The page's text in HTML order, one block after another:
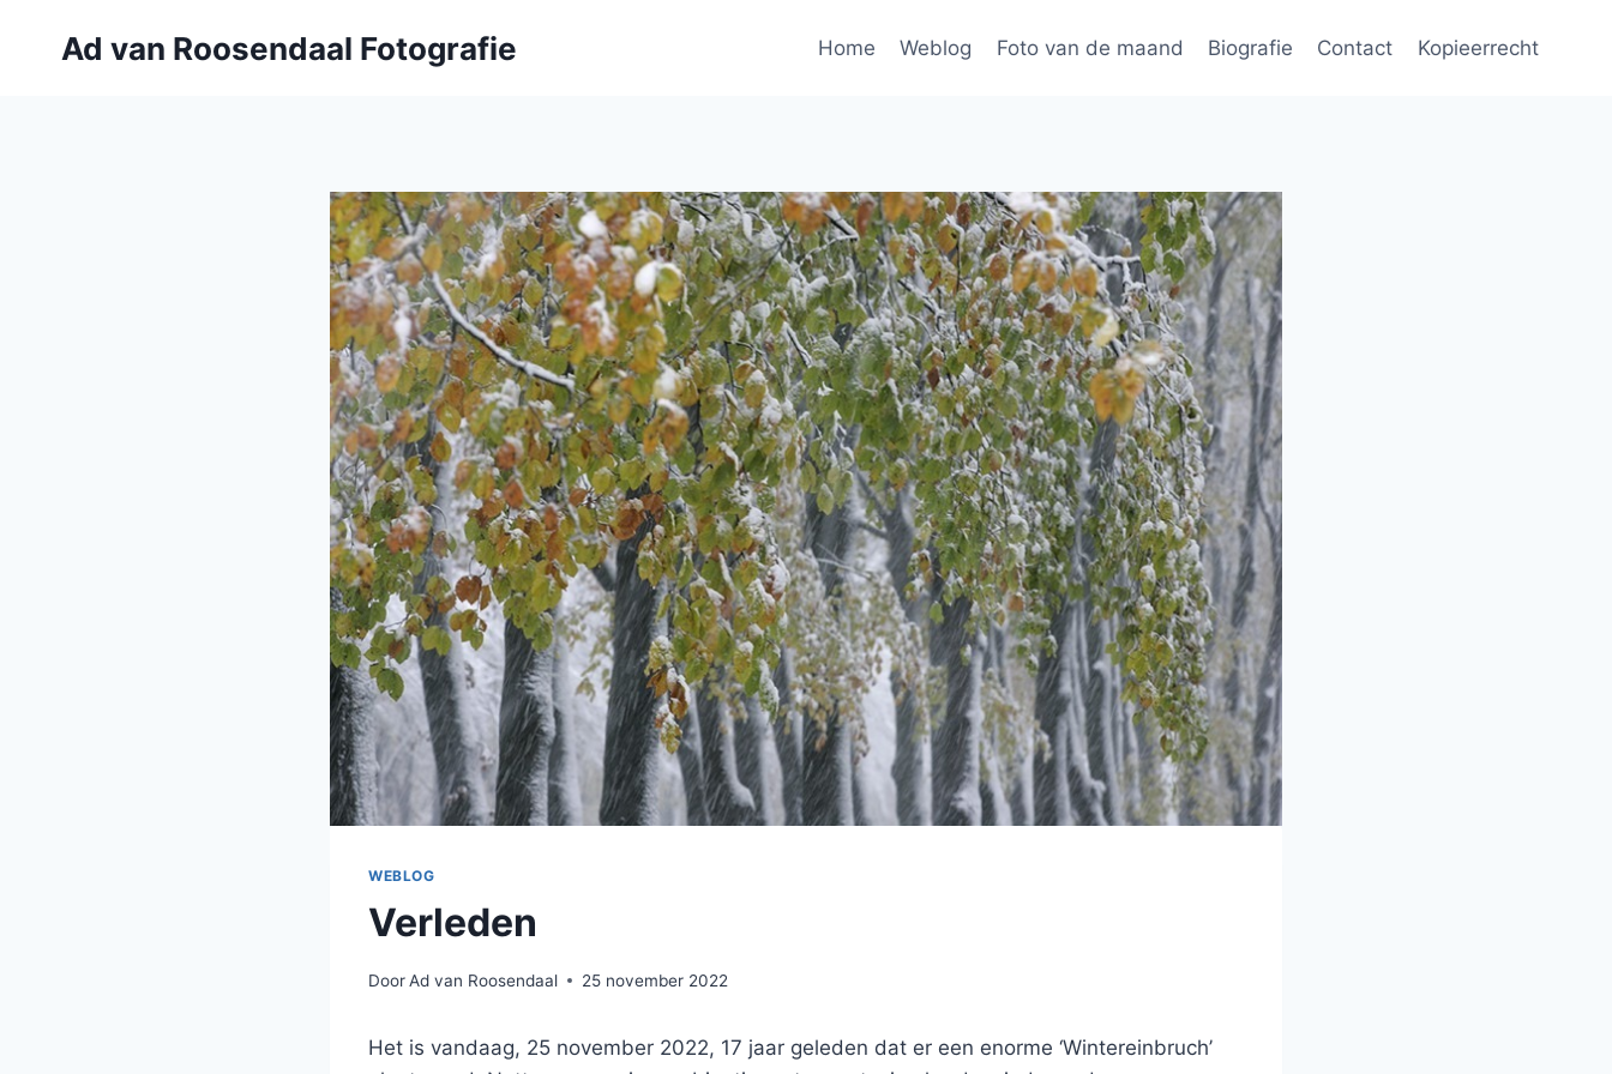
Ad van Roosendaal Fotografie Home Weblog Foto van de maand Biografie Contact Kopieerrecht
WEBLOG
Verleden
DoorAd van Roosendaal 25 november 2022
Het is vandaag, 25 november 2022, 17 jaar geleden dat er een enorme ‘Wintereinbruch’